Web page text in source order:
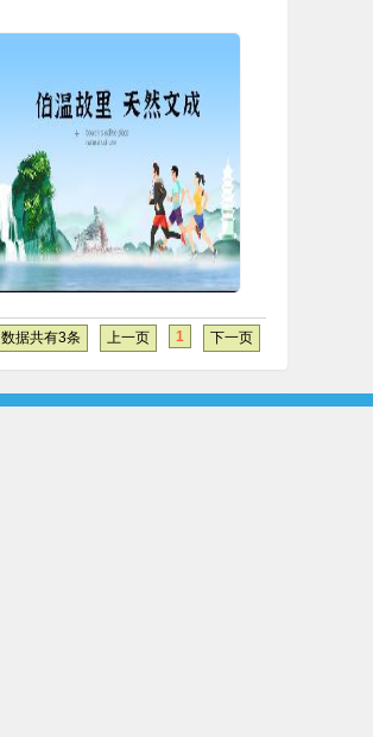
数据共有3条 上一页 1 下一页